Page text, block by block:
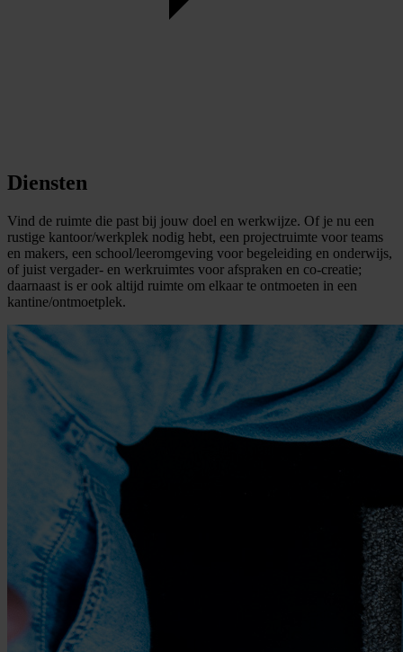
Diensten
Vind de ruimte die past bij jouw doel en werkwijze. Of je nu een
rustige kantoor/werkplek nodig hebt, een projectruimte voor teams
en makers, een school/leeromgeving voor begeleiding en onderwijs,
of juist vergader- en werkruimtes voor afspraken en co-creatie;
daarnaast is er ook altijd ruimte om elkaar te ontmoeten in een
kantine/ontmoetplek.